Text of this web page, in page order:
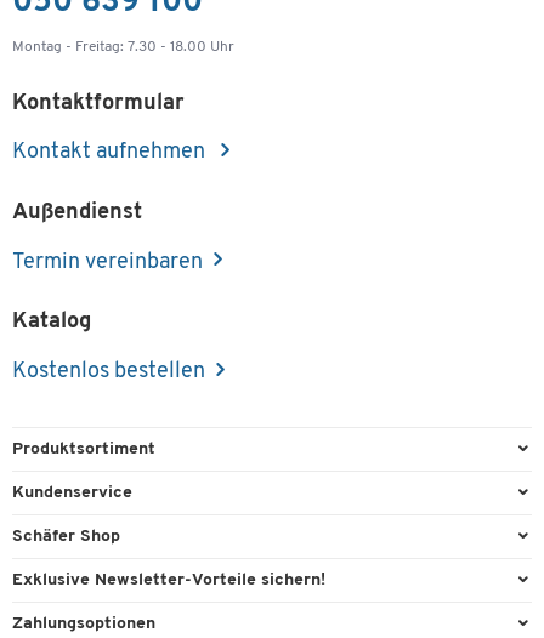
Montag - Freitag: 7.30 - 18.00 Uhr
Kontaktformular
Kontakt aufnehmen
Außendienst
Termin vereinbaren
Katalog
Kostenlos bestellen
Produktsortiment
Büroausstattung
Reinigung & Hygiene
Kundenservice
Direktbestellung
Schäfer Shop
Services & Leistungen
Exklusive Newsletter-Vorteile sichern!
Willkommensgeschenk
Zahlungsoptionen